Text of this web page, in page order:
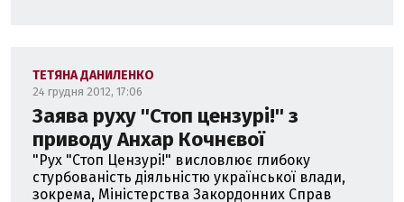
ТЕТЯНА ДАНИЛЕНКО
24 грудня 2012, 17:06
Заява руху ''Стоп цензурі!'' з
приводу Анхар Кочнєвої
"Рух "Стоп Цензурі!" висловлює глибоку
стурбованість діяльністю української влади,
зокрема, Міністерства Закордонних Справ